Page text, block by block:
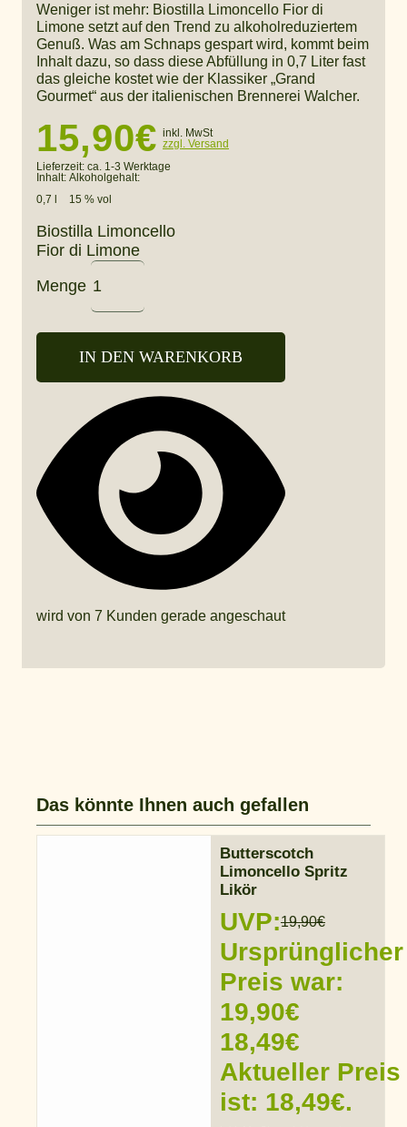
Weniger ist mehr: Biostilla Limoncello Fior di
Limone setzt auf den Trend zu alkoholreduziertem
Genuß. Was am Schnaps gespart wird, kommt beim
Inhalt dazu, so dass diese Abfüllung in 0,7 Liter fast
das gleiche kostet wie der Klassiker „Grand
Gourmet“ aus der italienischen Brennerei Walcher.
15,90€ inkl. MwSt
zzgl. Versand
Lieferzeit: ca. 1-3 Werktage
Inhalt:
0,7 l
Alkoholgehalt:
15 % vol
Biostilla Limoncello
Fior di Limone
Menge
IN DEN WARENKORB
wird von 7 Kunden gerade angeschaut
Das könnte Ihnen auch gefallen
Butterscotch
Limoncello Spritz
Likör
UVP:19,90€
Ursprünglicher
Preis war:
19,90€
18,49€
Aktueller Preis
ist: 18,49€.